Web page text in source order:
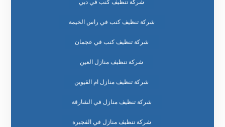
شركة تنظيف كنب في دبي
شركة تنظيف كنب في راس الخيمة
شركة تنظيف كنب في عجمان
شركة تنظيف منازل العين
شركة تنظيف منازل ام القيوين
شركة تنظيف منازل في الشارقة
شركة تنظيف منازل في الفجيرة